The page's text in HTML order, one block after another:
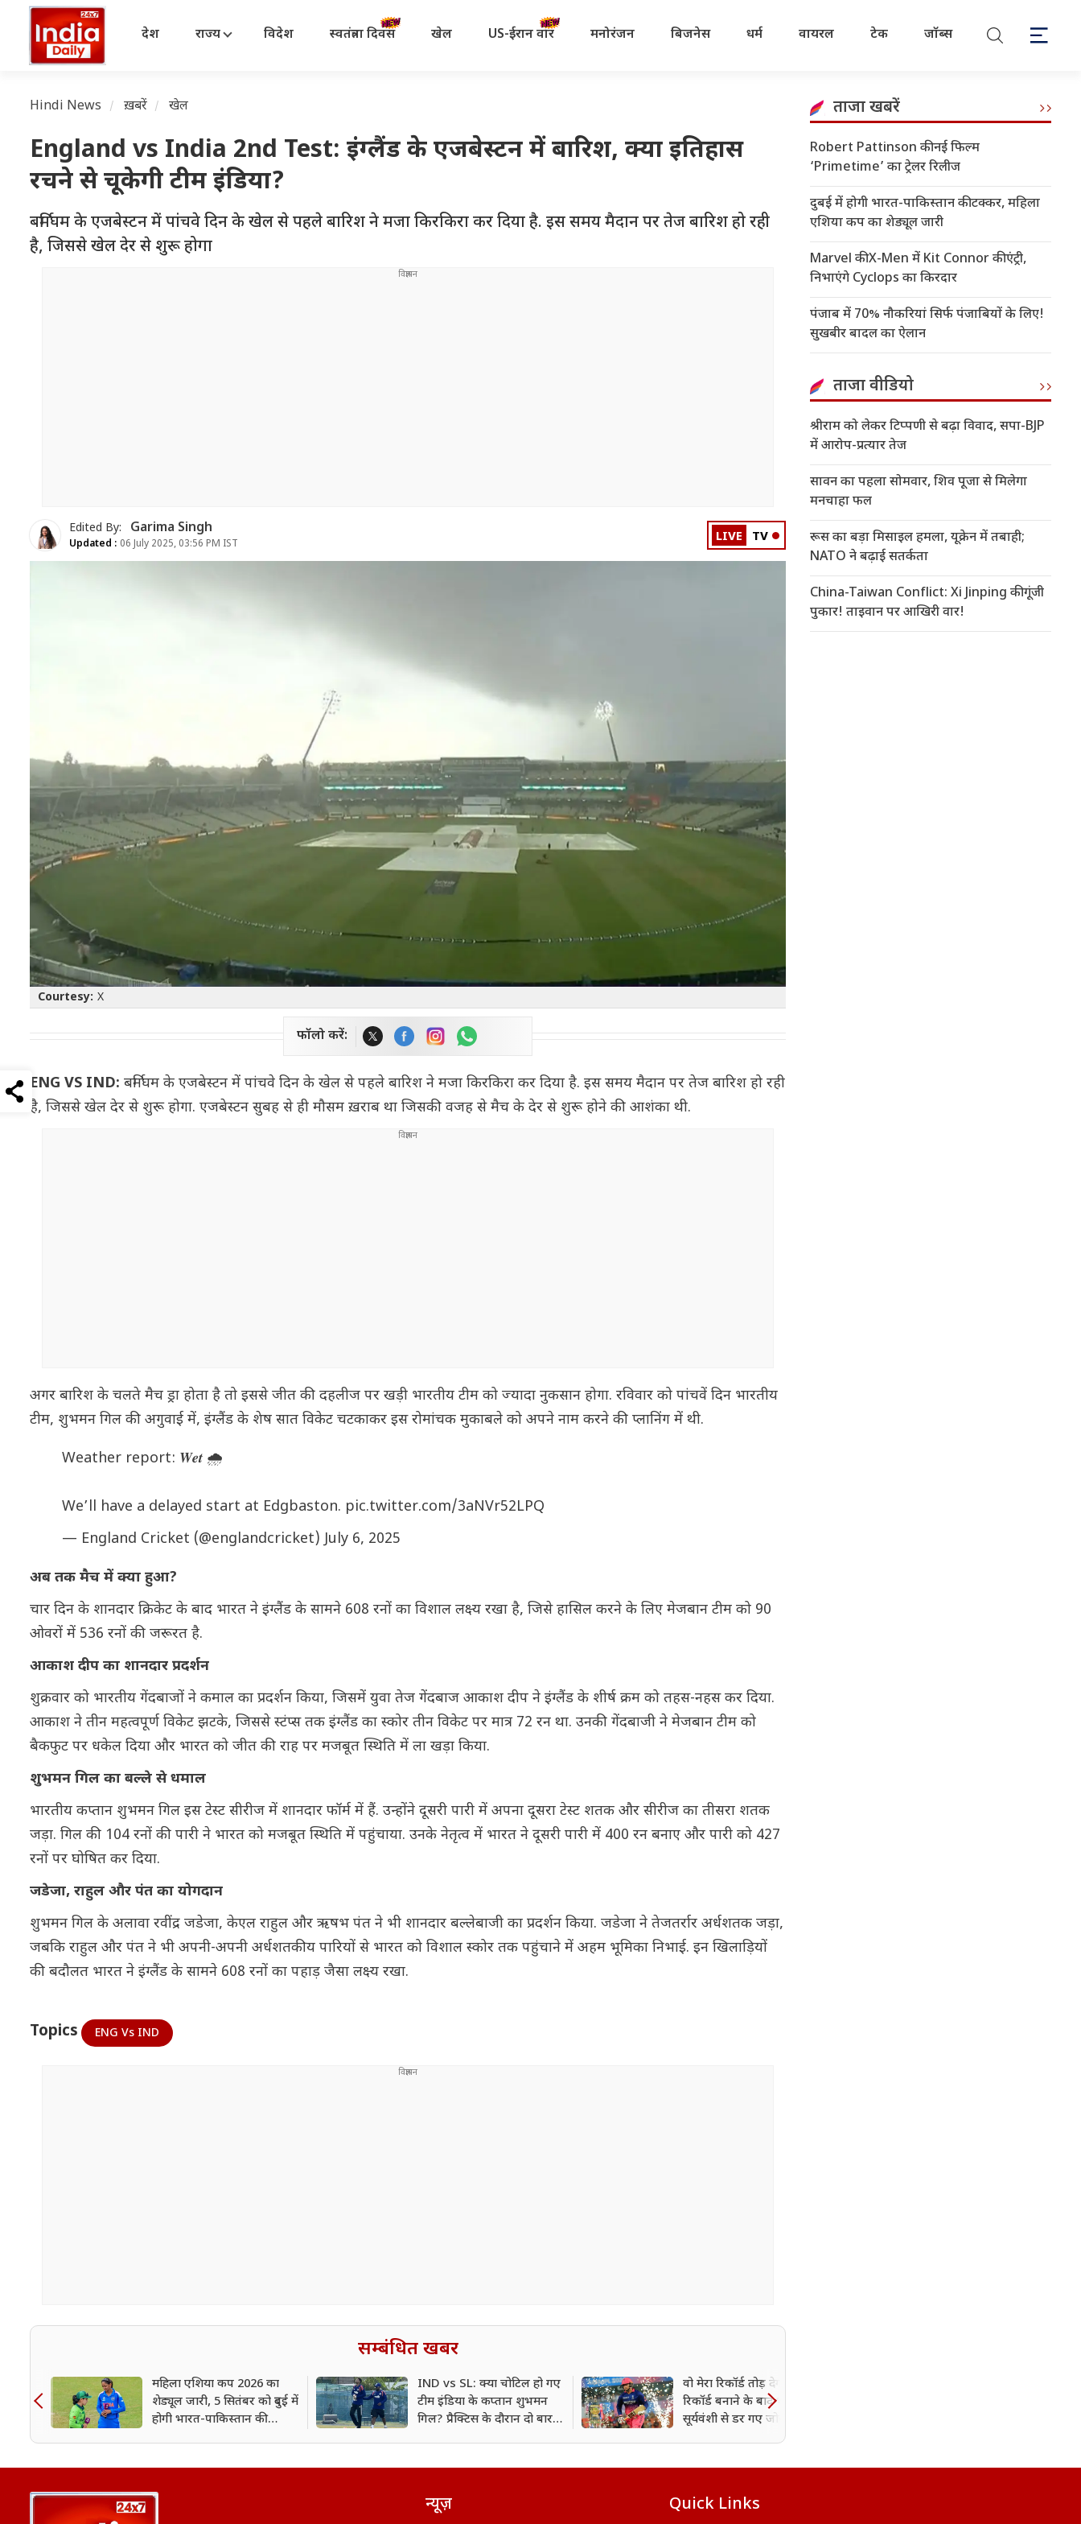
देश राज्य विदेश स्वतंत्रता दिवस खेल US-ईरान वॉर मनोरंजन बिजनेस धर्म वायरल टेक जॉब्स
Hindi News ख़बरें खेल
England vs India 2nd Test: इंग्लैंड के एजबेस्टन में बारिश, क्या इतिहास
रचने से चूकेगी टीम इंडिया?
बर्मिघम के एजबेस्टन में पांचवे दिन के खेल से पहले बारिश ने मजा किरकिरा कर दिया है. इस समय मैदान पर तेज बारिश हो रही
है, जिससे खेल देर से शुरू होगा
Edited By: Garima Singh
Updated : 06 July 2025, 03:56 PM IST LIVE TV
Courtesy: X
फॉलो करें:
ENG VS IND: बर्मिघम के एजबेस्टन में पांचवे दिन के खेल से पहले बारिश ने मजा किरकिरा कर दिया है. इस समय मैदान पर तेज बारिश हो रही
है, जिससे खेल देर से शुरू होगा. एजबेस्टन सुबह से ही मौसम ख़राब था जिसकी वजह से मैच के देर से शुरू होने की आशंका थी.
अगर बारिश के चलते मैच ड्रा होता है तो इससे जीत की दहलीज पर खड़ी भारतीय टीम को ज्यादा नुकसान होगा. रविवार को पांचवें दिन भारतीय
टीम, शुभमन गिल की अगुवाई में, इंग्लैंड के शेष सात विकेट चटकाकर इस रोमांचक मुकाबले को अपने नाम करने की प्लानिंग में थी.
Weather report: 𝑾𝒆𝒕 🌧️
We’ll have a delayed start at Edgbaston. pic.twitter.com/3aNVr52LPQ
— England Cricket (@englandcricket)July 6, 2025
अब तक मैच में क्या हुआ?
चार दिन के शानदार क्रिकेट के बाद भारत ने इंग्लैंड के सामने 608 रनों का विशाल लक्ष्य रखा है, जिसे हासिल करने के लिए मेजबान टीम को 90
ओवरों में 536 रनों की जरूरत है.
आकाश दीप का शानदार प्रदर्शन
शुक्रवार को भारतीय गेंदबाजों ने कमाल का प्रदर्शन किया, जिसमें युवा तेज गेंदबाज आकाश दीप ने इंग्लैंड के शीर्ष क्रम को तहस-नहस कर दिया.
आकाश ने तीन महत्वपूर्ण विकेट झटके, जिससे स्टंप्स तक इंग्लैंड का स्कोर तीन विकेट पर मात्र 72 रन था. उनकी गेंदबाजी ने मेजबान टीम को
बैकफुट पर धकेल दिया और भारत को जीत की राह पर मजबूत स्थिति में ला खड़ा किया.
शुभमन गिल का बल्ले से धमाल
भारतीय कप्तान शुभमन गिल इस टेस्ट सीरीज में शानदार फॉर्म में हैं. उन्होंने दूसरी पारी में अपना दूसरा टेस्ट शतक और सीरीज का तीसरा शतक
जड़ा. गिल की 104 रनों की पारी ने भारत को मजबूत स्थिति में पहुंचाया. उनके नेतृत्व में भारत ने दूसरी पारी में 400 रन बनाए और पारी को 427
रनों पर घोषित कर दिया.
जडेजा, राहुल और पंत का योगदान
शुभमन गिल के अलावा रवींद्र जडेजा, केएल राहुल और ऋषभ पंत ने भी शानदार बल्लेबाजी का प्रदर्शन किया. जडेजा ने तेजतर्रार अर्धशतक जड़ा,
जबकि राहुल और पंत ने भी अपनी-अपनी अर्धशतकीय पारियों से भारत को विशाल स्कोर तक पहुंचाने में अहम भूमिका निभाई. इन खिलाड़ियों
की बदौलत भारत ने इंग्लैंड के सामने 608 रनों का पहाड़ जैसा लक्ष्य रखा.
Topics ENG Vs IND
सम्बंधित खबर
महिला एशिया कप 2026 का
शेड्यूल जारी, 5 सितंबर को दुबई में
होगी भारत-पाकिस्तान की
IND vs SL: क्या चोटिल हो गए
टीम इंडिया के कप्तान शुभमन
गिल? प्रैक्टिस के दौरान दो बार
वो मेरा रिकॉर्ड तोड़ देगा... वर्ल्ड
रिकॉर्ड बनाने के बाद भी वैभव
सूर्यवंशी से डर गए जोस बटलर!
ताजा खबरें
Robert Pattinson की नई फिल्म
‘Primetime’ का ट्रेलर रिलीज
दुबई में होगी भारत-पाकिस्तान की टक्कर, महिला
एशिया कप का शेड्यूल जारी
Marvel की X-Men में Kit Connor की एंट्री,
निभाएंगे Cyclops का किरदार
पंजाब में 70% नौकरियां सिर्फ पंजाबियों के लिए!
सुखबीर बादल का ऐलान
ताजा वीडियो
श्रीराम को लेकर टिप्पणी से बढ़ा विवाद, सपा-BJP
में आरोप-प्रत्यार तेज
सावन का पहला सोमवार, शिव पूजा से मिलेगा
मनचाहा फल
रूस का बड़ा मिसाइल हमला, यूक्रेन में तबाही;
NATO ने बढ़ाई सतर्कता
China-Taiwan Conflict: Xi Jinping की गूंजी
पुकार! ताइवान पर आखिरी वार!
न्यूज़ Quick Links